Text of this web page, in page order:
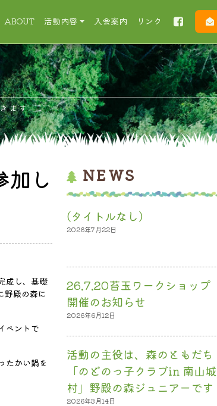
ABOUT 活動内容 入会案内 リンク
ます！
し
成し、基礎
野殿の森に
ベントで
たかい鍋を
NEWS
(タイトルなし)
2026年7月22日
26.7.20苔玉ワークショップ
開催のお知らせ
2026年6月12日
活動の主役は、森のともだち
「のどのっ子クラブin 南山城
村」野殿の森ジュニアーです
2026年3月14日